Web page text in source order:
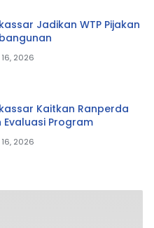
Jadikan WTP Pijakan
2026
Kaitkan Ranperda
Evaluasi Program
2026